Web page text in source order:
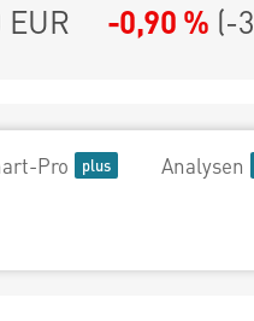
EUR -0,90 % (-
Pro Analysen